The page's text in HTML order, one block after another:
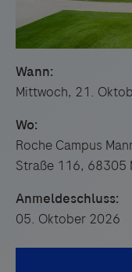
Wann:
Mittwoch, 21.
Wo:
Roche Campus
Straße 116, 68305
Anmeldeschluss:
05. Oktober 2026